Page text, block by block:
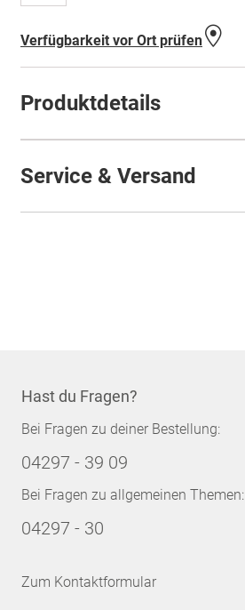
Wunschliste
Verfügbarkeit vor Ort prüfen
Produktdetails
Service & Versand
Hast du Fragen?
Bei Fragen zu deiner Bestellung:
04297 - 39 09
Bei Fragen zu allgemeinen Themen:
04297 - 30
Zum Kontaktformular